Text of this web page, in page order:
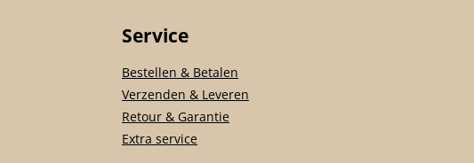
Service
Bestellen & Betalen
Verzenden & Leveren
Retour & Garantie
Extra service